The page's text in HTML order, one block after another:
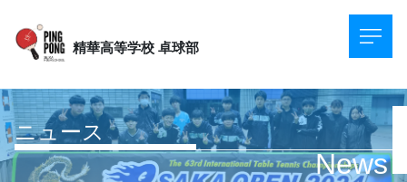
精華高等学校 卓球部
ニュース
News